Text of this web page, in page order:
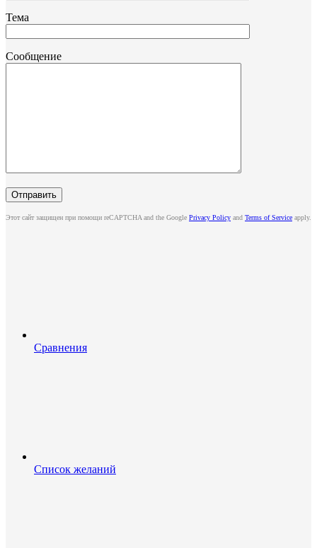
Тема
Сообщение
Этот сайт защищен при помощи reCAPTCHA and the Google Privacy Policy and Terms of Service apply.
Сравнения
Список желаний